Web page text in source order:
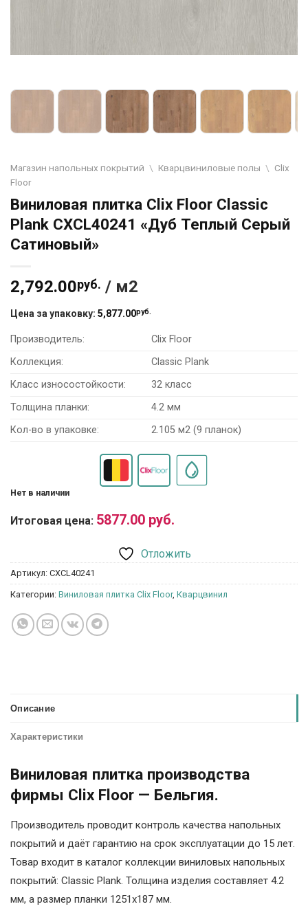
Магазин напольных покрытий \ Кварцвиниловые полы \ Clix
Floor
Виниловая плитка Clix Floor Classic
Plank CXCL40241 «Дуб Теплый Серый
Сатиновый»
2,792.00руб. / м2
Цена за упаковку: 5,877.00руб.
Производитель:
Clix Floor
Коллекция:
Classic Plank
Класс износостойкости:
32 класс
Толщина планки:
4.2 мм
Кол-во в упаковке:
2.105 м2 (9 планок)
Нет в наличии
Итоговая цена: 5877.00 руб.
Отложить
Артикул: CXCL40241
Категории: Виниловая плитка Clix Floor, Кварцвинил
Описание
Характеристики
Виниловая плитка производства
фирмы Clix Floor — Бельгия.
Производитель проводит контроль качества напольных
покрытий и даёт гарантию на срок эксплуатации до 15 лет.
Товар входит в каталог коллекции виниловых напольных
покрытий: Classic Plank. Толщина изделия составляет 4.2
мм, а размер планки 1251х187 мм.